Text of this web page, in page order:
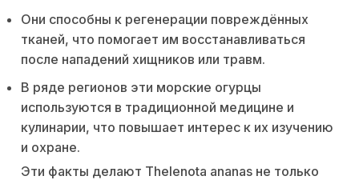
Они способны к регенерации повреждённых
тканей, что помогает им восстанавливаться
после нападений хищников или травм.
В ряде регионов эти морские огурцы
используются в традиционной медицине и
кулинарии, что повышает интерес к их изучению
и охране.
Эти факты делают Thelenota ananas не только